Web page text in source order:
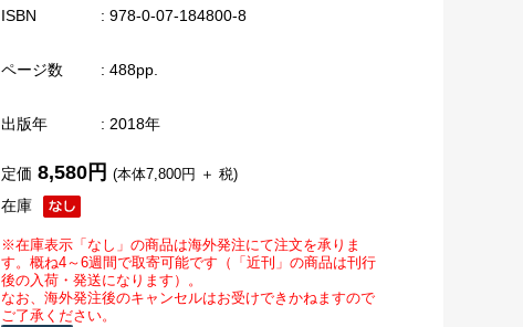
ISBN : 978-0-07-184800-8
ページ数 : 488pp.
出版年 : 2018年
在庫
定価 8,580円 (本体7,800円 ＋ 税)
※在庫表示「なし」の商品は海外発注にて注文を承りま
す。概ね4～6週間で取寄可能です（「近刊」の商品は刊行
後の入荷・発送になります）。
なお、海外発注後のキャンセルはお受けできかねますので
ご了承ください。